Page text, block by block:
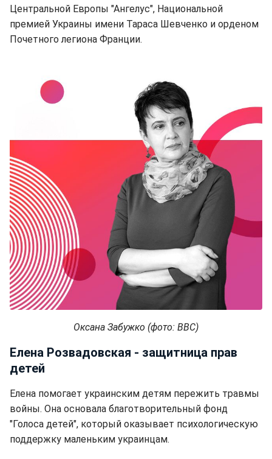
Центральной Европы "Ангелус", Национальной
премией Украины имени Тараса Шевченко и орденом
Почетного легиона Франции.
Оксана Забужко (фото: BBC)
Елена Розвадовская - защитница прав
детей
Елена помогает украинским детям пережить травмы
войны. Она основала благотворительный фонд
"Голоса детей", который оказывает психологическую
поддержку маленьким украинцам.